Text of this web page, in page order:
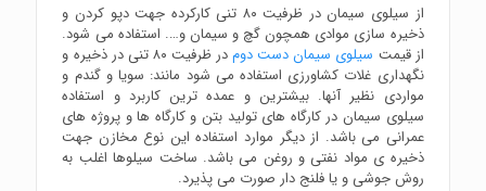
از سیلوی سیمان در ظرفیت ۸۰ تنی کارکرده جهت دپو کردن و
ذخیره سازی موادی همچون گچ و سیمان و…. استفاده می شود.
از قیمت سیلوی سیمان دست دوم
در ظرفیت ۸۰ تنی در ذخیره و
نگهداری غلات کشاورزی استفاده می شود مانند: سویا و گندم و
مواردی نظیر آنها. بیشترین و عمده ترین کاربرد و استفاده
سیلوی سیمان در کارگاه های تولید بتن و کارگاه ها و پروژه های
عمرانی می باشد. از دیگر موارد استفاده این نوع مخازن جهت
ذخیره ی مواد نفتی و روغن می باشد. ساخت سیلوها اغلب به
روش جوشی و یا فلنج دار صورت می پذیرد.